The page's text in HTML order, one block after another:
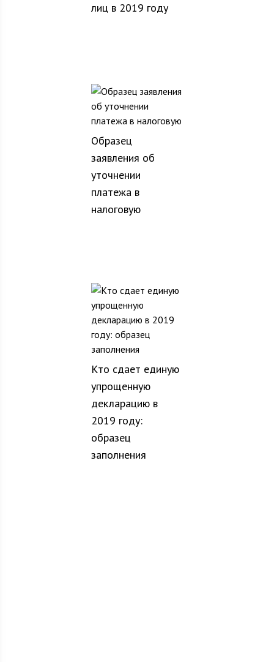
лиц в 2019 году
Образец
заявления об
уточнении
платежа в
налоговую
Кто сдает единую
упрощенную
декларацию в
2019 году:
образец
заполнения